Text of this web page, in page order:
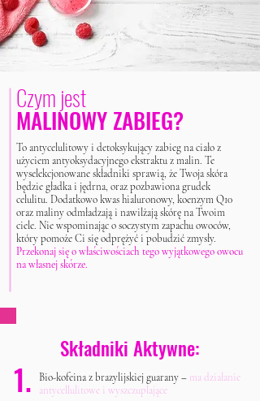
Czym jest
MALINOWY ZABIEG?
To antycelulitowy i detoksykujący zabieg na ciało z
użyciem antyoksydacyjnego ekstraktu z malin. Te
wyselekcjonowane składniki sprawią, że Twoja skóra
będzie gładka i jędrna, oraz pozbawiona grudek
celulitu. Dodatkowo kwas hialuronowy, koenzym Q10
oraz maliny odmładzają i nawilżają skórę na Twoim
ciele. Nie wspominając o soczystym zapachu owoców,
który pomoże Ci się odprężyć i pobudzić zmysły.
Przekonaj się o właściwościach tego wyjątkowego owocu
na własnej skórze.
Składniki Aktywne:
1. Bio-kofeina z brazylijskiej guarany – ma działanie
antycellulitowe i wyszczuplające